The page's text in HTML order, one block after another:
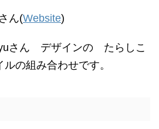
ん(Website)
さん デザインの たらしこ
の組み合わせです。